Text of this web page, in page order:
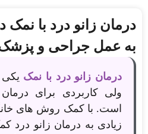
درمان زانو درد با نمک
به عمل جراحی و
درمان زانو درد با نمک
ولی کاربردی برای
است. با کمک روش های
زیادی به درمان زانو درد